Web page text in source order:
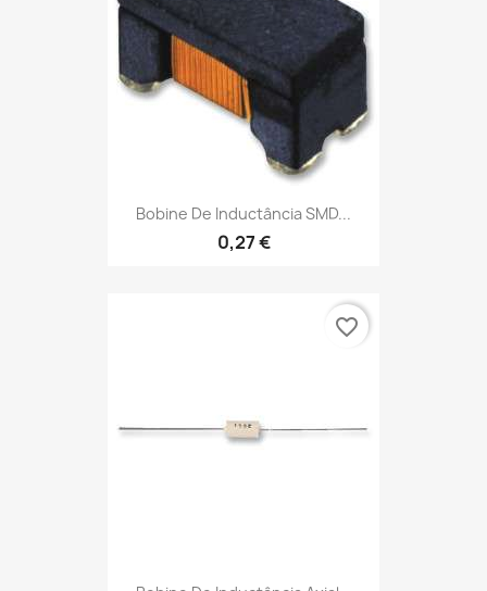
Bobine De Inductância SMD...
0,27 €
favorite_border